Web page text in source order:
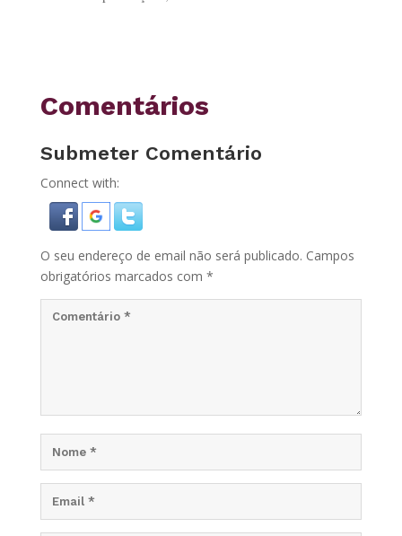
Comentários
Submeter Comentário
Connect with:
O seu endereço de email não será publicado. Campos
obrigatórios marcados com *